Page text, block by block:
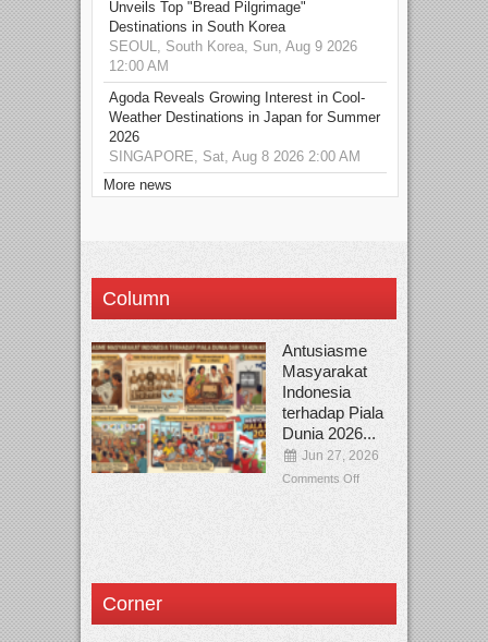
Unveils Top "Bread Pilgrimage"
Destinations in South Korea
SEOUL, South Korea, Sun, Aug 9 2026
12:00 AM
Agoda Reveals Growing Interest in Cool-
Weather Destinations in Japan for Summer
2026
SINGAPORE, Sat, Aug 8 2026 2:00 AM
More news
Column
Antusiasme
Masyarakat
Indonesia
terhadap Piala
Dunia 2026...
Jun 27, 2026
Comments Off
Corner